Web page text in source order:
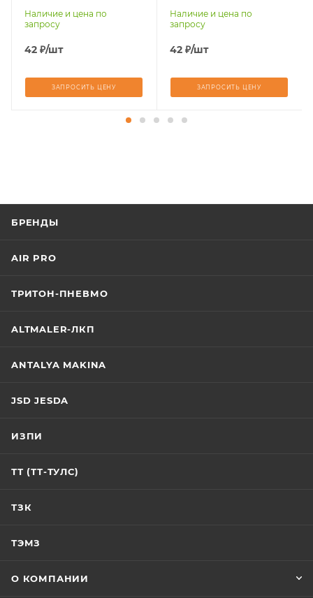
Наличие и цена по
запросу
42 ₽/шт
ЗАПРОСИТЬ ЦЕНУ
Наличие и цена по
запросу
42 ₽/шт
ЗАПРОСИТЬ ЦЕНУ
БРЕНДЫ
AIR PRO
ТРИТОН-ПНЕВМО
ALTMALER-ЛКП
ANTALYA MAKINA
JSD JESDA
ИЗПИ
ТТ (ТТ-ТУЛС)
ТЗК
ТЭМЗ
О КОМПАНИИ